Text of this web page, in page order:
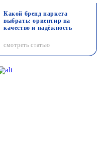
Какой бренд паркета
выбрать: ориентир на
качество и надёжность
смотреть статью